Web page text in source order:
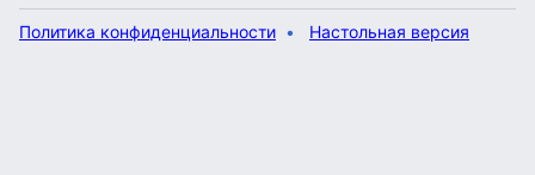
Политика конфиденциальности Настольная версия